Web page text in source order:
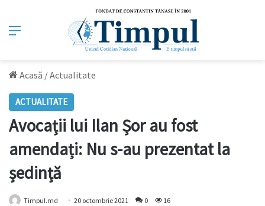
Meniu
Acasă /Actualitate
ACTUALITATE
Avocații lui Ilan Șor au fost
amendați: Nu s-au prezentat la
ședință
Timpul.md 20 octombrie 2021 0 16